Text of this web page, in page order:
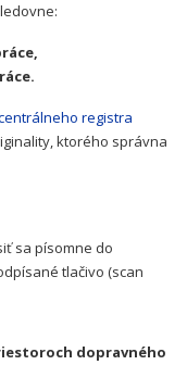
registra
ktorého správna
sa písomne do
tlačivo (scan
dopravného